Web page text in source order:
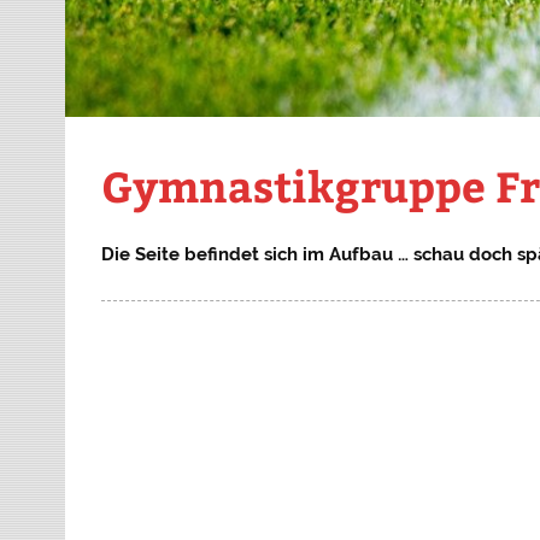
Gymnastikgruppe
Die Seite befindet sich im Aufbau … schau doch